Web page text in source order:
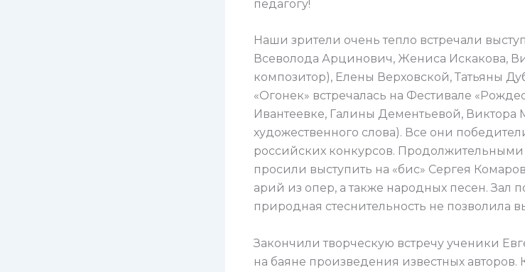
педагогу!
Наши зрители очень тепло встречали
Всеволода Арцинович, Жениса Искакова,
композитор), Елены Верховской, Татьяны
«Огонек» встречалась на Фестивале
Ивантеевке, Галины Дементьевой, Виктора
художественного слова). Все они
российских конкурсов.
просили выступить на «бис» Сергея
арий из опер, а также народных песен. Зал
природная стеснительность не позволила
Закончили творческую встречу ученики
на баяне произведения известных